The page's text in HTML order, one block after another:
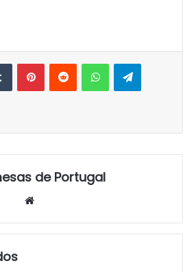
TumblrPinterestReddit WhatsApp
de Portugal